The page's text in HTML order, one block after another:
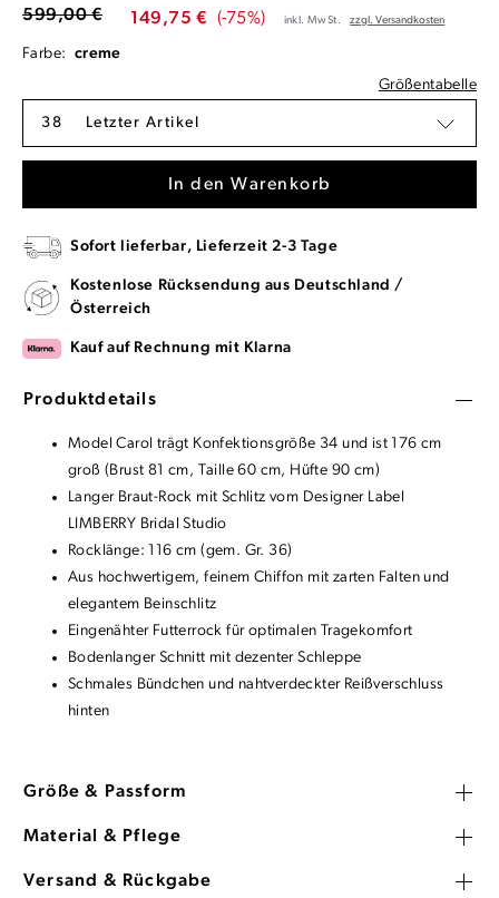
149,75 € (-75%)
599,00 € inkl. MwSt. zzgl. Versandkosten
Farbe: creme
Größentabelle
38 Letzter Artikel
In den Warenkorb
Sofort lieferbar, Lieferzeit 2-3 Tage
Kostenlose Rücksendung aus Deutschland /
Österreich
Kauf auf Rechnung mit Klarna
Produktdetails
Model Carol trägt Konfektionsgröße 34 und ist 176 cm
groß (Brust 81 cm, Taille 60 cm, Hüfte 90 cm)
Langer Braut-Rock mit Schlitz vom Designer Label
LIMBERRY Bridal Studio
Rocklänge: 116 cm (gem. Gr. 36)
Aus hochwertigem, feinem Chiffon mit zarten Falten und
elegantem Beinschlitz
Eingenähter Futterrock für optimalen Tragekomfort
Bodenlanger Schnitt mit dezenter Schleppe
Schmales Bündchen und nahtverdeckter Reißverschluss
hinten
Größe & Passform
Material & Pflege
Versand & Rückgabe